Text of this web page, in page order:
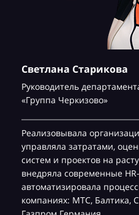
Светлана Старикова
Руководитель
«Группа Черкизово»
Реализовывала
управляла затратами,
систем и проектов на
внедряла современные
автоматизировала
компаниях: МТС, Балтика,